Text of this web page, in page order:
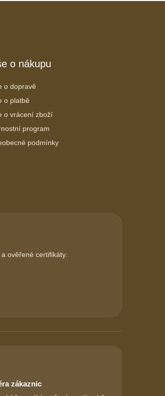
o nákupu
o dopravě
o platbě
o vrácení zboží
program
podmínky
ověřené certifikáty.
zákaznic